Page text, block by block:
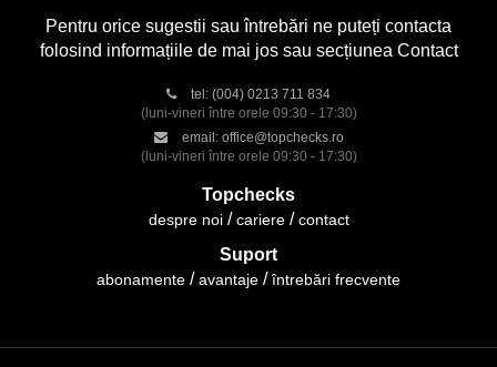
Pentru orice sugestii sau întrebări ne puteți contacta
folosind informațiile de mai jos sau secțiunea Contact
tel: (004) 0213 711 834
(luni-vineri între orele 09:30 - 17:30)
email: office@topchecks.ro
(luni-vineri între orele 09:30 - 17:30)
Topchecks
despre noi cariere contact
Suport
abonamente avantaje întrebări frecvente